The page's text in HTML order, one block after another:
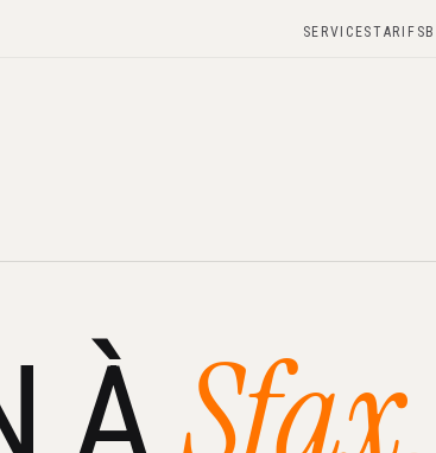
SERVICESTARIFS
À